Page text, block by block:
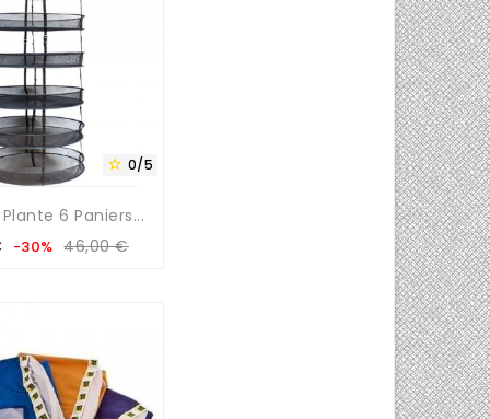
 0/5
6 Paniers...
Prix
Prix
-30% 46,00 €